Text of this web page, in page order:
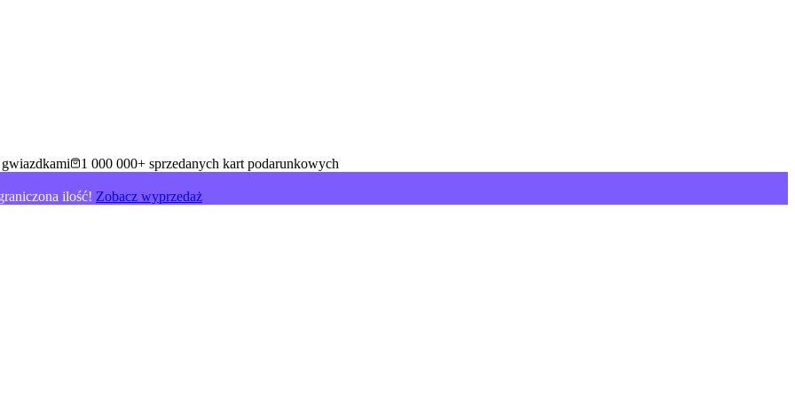
1 000 000+ sprzedanych kart podarunkowych
ilość! Zobacz wyprzedaż